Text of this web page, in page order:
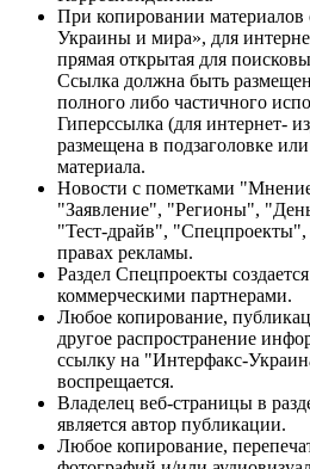
При копировании
Украины и мира», для
прямая открытая для
Ссылка должна быть
полного либо частичного
Гиперссылка (для интернет-
размещена в подзаголовке
материала.
Новости с пометками
"Заявление", "Регионы",
"Тест-драйв",
правах рекламы.
Раздел Спецпроекты
коммерческими партнерами.
Любое копирование,
другое распространение
ссылку на "Интерфакс-
воспрещается.
Владелец веб-страницы в
является автор публикации.
Любое копирование,